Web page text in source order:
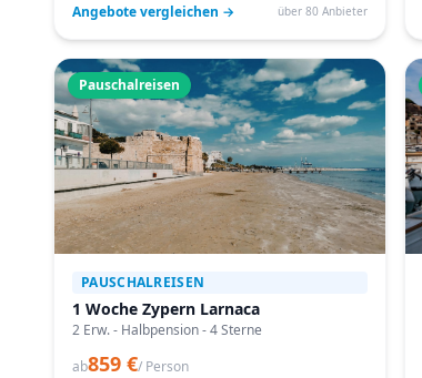
Angebote vergleichen → über 80 Anbieter
Pauschalreisen
PAUSCHALREISEN
1 Woche Zypern Larnaca
2 Erw. - Halbpension - 4 Sterne
ab859 €/ Person